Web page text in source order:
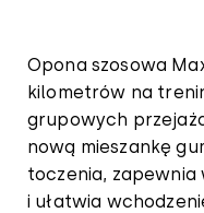
Opona szosowa
kilometrów na
grupowych
nową mieszankę
toczenia, zapewnia
i ułatwia